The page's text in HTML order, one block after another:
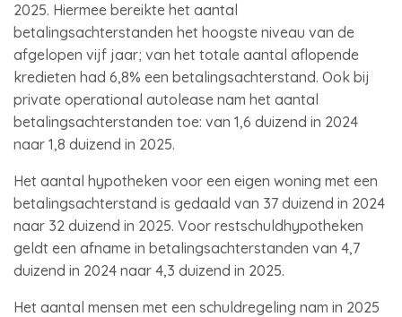
2025. Hiermee bereikte het aantal
betalingsachterstanden het hoogste niveau van de
afgelopen vijf jaar; van het totale aantal aflopende
kredieten had 6,8% een betalingsachterstand. Ook bij
private operational autolease nam het aantal
betalingsachterstanden toe: van 1,6 duizend in 2024
naar 1,8 duizend in 2025.
Het aantal hypotheken voor een eigen woning met een
betalingsachterstand is gedaald van 37 duizend in 2024
naar 32 duizend in 2025. Voor restschuldhypotheken
geldt een afname in betalingsachterstanden van 4,7
duizend in 2024 naar 4,3 duizend in 2025.
Het aantal mensen met een schuldregeling nam in 2025